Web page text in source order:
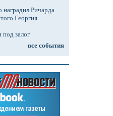
Ричарда
Георгия
залог
все события